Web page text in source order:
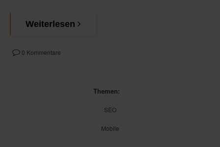
Weiterlesen
0 Kommentare
Themen:
SEO
Mobile